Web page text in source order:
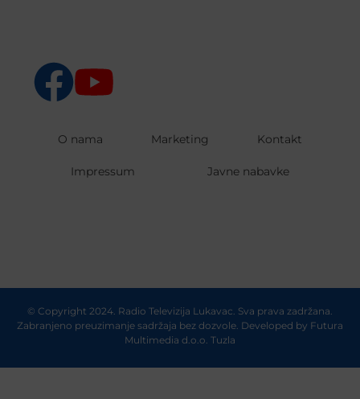
O nama Marketing Kontakt
Impressum Javne nabavke
© Copyright 2024. Radio Televizija Lukavac. Sva prava zadržana.
Zabranjeno preuzimanje sadržaja bez dozvole. Developed by Futura
Multimedia d.o.o. Tuzla